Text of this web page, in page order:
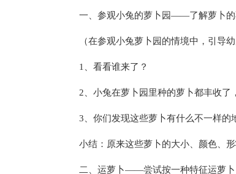
一、参观小兔的萝卜园——了解萝卜的
（在参观小兔萝卜园的情境中，引导
1、看看谁来了？
2、小兔在萝卜园里种的萝卜都丰收了
3、你们发现这些萝卜有什么不一样的
小结：原来这些萝卜的大小、颜色、形
二、运萝卜——尝试按一种特征运萝卜